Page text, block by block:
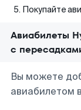
Покупайте
Авиабилеты
с
Вы можете
авиабилетом